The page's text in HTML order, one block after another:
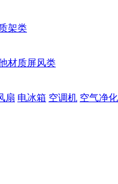
架类
材质屏风类
扇 电冰箱 空调机 空气净